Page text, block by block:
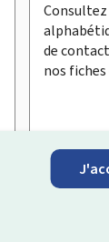
Consultez
de
nos